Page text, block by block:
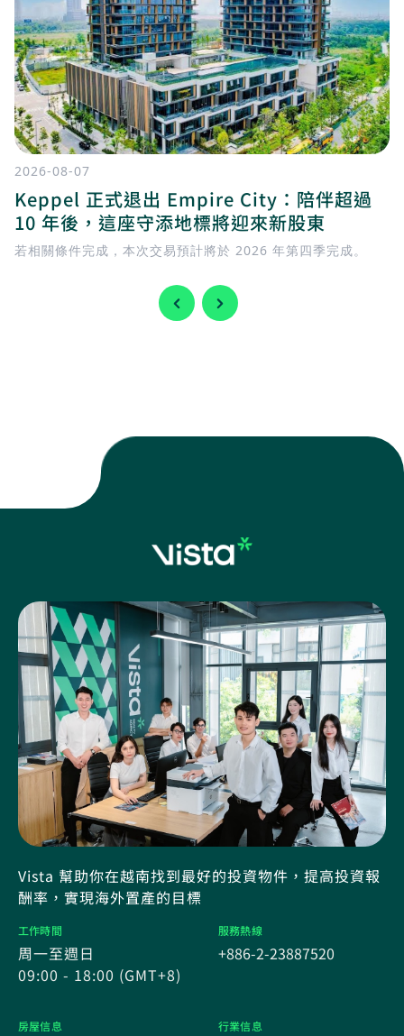
2026-08-07
Keppel 正式退出 Empire City：陪伴超過
10 年後，這座守添地標將迎來新股東
若相關條件完成，本次交易預計將於 2026 年第四季完成。
Vista 幫助你在越南找到最好的投資物件，提高投資報
酬率，實現海外置產的目標
工作時間
周一至週日
09:00 - 18:00 (GMT+8)
服務熱線
+886-2-23887520
房屋信息 行業信息